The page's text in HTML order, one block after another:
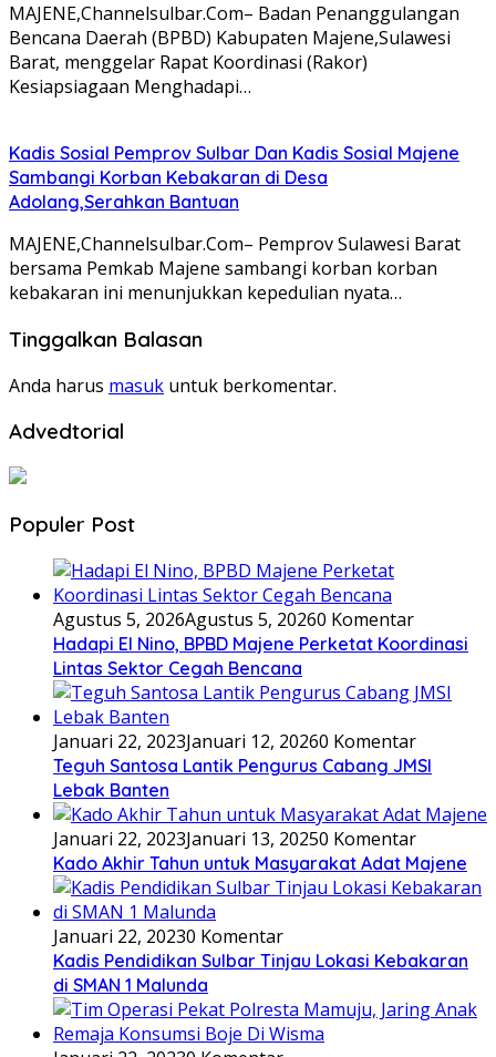
MAJENE,Channelsulbar.Com– Badan Penanggulangan
Bencana Daerah (BPBD) Kabupaten Majene,Sulawesi
Barat, menggelar Rapat Koordinasi (Rakor)
Kesiapsiagaan Menghadapi…
Kadis Sosial Pemprov Sulbar Dan Kadis Sosial Majene
Sambangi Korban Kebakaran di Desa
Adolang,Serahkan Bantuan
MAJENE,Channelsulbar.Com– Pemprov Sulawesi Barat
bersama Pemkab Majene sambangi korban korban
kebakaran ini menunjukkan kepedulian nyata…
Tinggalkan Balasan
Anda harus masuk untuk berkomentar.
Advedtorial
Populer Post
Agustus 5, 2026Agustus 5, 20260 Komentar
Hadapi El Nino, BPBD Majene Perketat Koordinasi
Lintas Sektor Cegah Bencana
Januari 22, 2023Januari 12, 20260 Komentar
Teguh Santosa Lantik Pengurus Cabang JMSI
Lebak Banten
Januari 22, 2023Januari 13, 20250 Komentar
Kado Akhir Tahun untuk Masyarakat Adat Majene
Januari 22, 20230 Komentar
Kadis Pendidikan Sulbar Tinjau Lokasi Kebakaran
di SMAN 1 Malunda